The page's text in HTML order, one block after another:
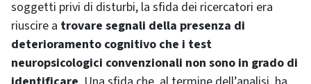
soggetti privi di disturbi, la sfida dei ricercatori era
riuscire a trovare segnali della presenza di
deterioramento cognitivo che i test
neuropsicologici convenzionali non sono in grado di